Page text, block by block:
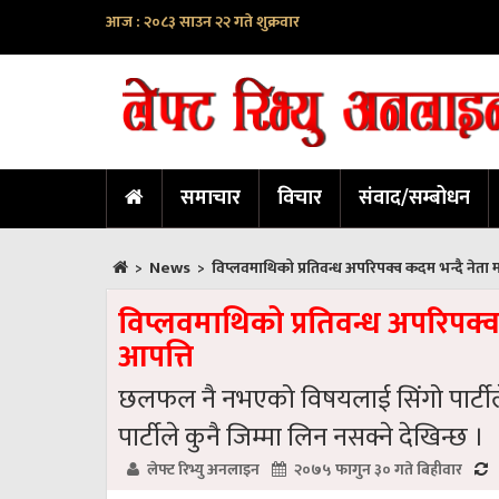
आज : २०८३ साउन २२ गते शुक्रवार
समाचार विचार संवाद/सम्बोधन
> News > विप्लवमाथिको प्रतिवन्ध अपरिपक्व कदम भन्दै
विप्लवमाथिको प्रतिवन्ध
आपत्ति
छलफल नै नभएको विषयलाई सिंगो
पार्टीले कुनै जिम्मा लिन नसक्ने देखिन्छ ।
लेफ्ट रिभ्यु अनलाइन २०७५ फागुन ३० गते बिहीवार